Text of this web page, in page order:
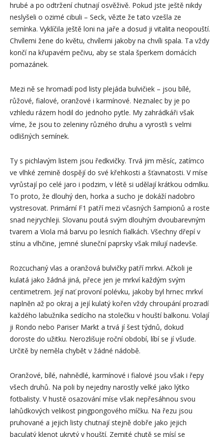
hrubé a po odtržení chutnají osvěživě. Pokud jste ještě nikdy
neslyšeli o ozimé cibuli – Seck, vězte že tato vzešla ze
semínka. Vyklíčila ještě loni na jaře a dosud ji vitalita neopouští.
Chvílemi žene do květu, chvílemi jakoby na chvíli spala. Ta vždy
končí na křupavém pečivu, aby se stala šperkem domácích
pomazánek.
Mezi ně se hromadí pod listy plejáda bulvičiek – jsou bílé,
růžové, fialové, oranžové i karmínové. Neznalec by je po
vzhledu rázem hodil do jednoho pytle. My zahrádkáři však
víme, že jsou to zeleniny různého druhu a vyrostli s velmi
odlišných semínek.
Ty s pichlavým listem jsou ředkvičky. Trvá jim měsíc, zatímco
ve vlhké zemině dospějí do své křehkosti a šťavnatosti. V míse
vyrůstají po celé jaro i podzim, v létě si udělají krátkou odmlku.
To proto, že dlouhý den, horka a sucho je dokáží nadobro
vystresovat. Primární F1 patří mezi včasných šampionů a roste
snad nejrychleji. Slovanu poutá svým dlouhým dvoubarevným
tvarem a Viola má barvu po lesních fialkách. Všechny dřepí v
stínu a vlhčine, jemné sluneční paprsky však milují nadevše.
Rozcuchaný vlas a oranžová bulvičky patří mrkvi. Ačkoli je
kulatá jako žádná jiná, přece jen je mrkví každým svým
centimetrem. Její nať provoní polévku, jakoby byl hrnec mrkví
naplněn až po okraj a její kulatý kořen vždy chroupání prozradí
každého labužníka sedícího na stolečku v houští balkonu. Volají
ji Rondo nebo Pariser Markt a trvá jí šest týdnů, dokud
doroste do užitku. Nerozlišuje roční období, líbí se jí všude.
Určitě by neměla chybět v žádné nádobě.
Oranžové, bílé, nahnědlé, karmínové i fialové jsou však i řepy
všech druhů. Na poli by nejedny narostly velké jako lýtko
fotbalisty. V hustě osazování míse však nepřesáhnou svou
lahůdkových velikost pingpongového míčku. Na řezu jsou
pruhované a jejich listy chutnají stejně dobře jako jejich
baculatý klenot ukrytý v houští. Zemité chutě se mísí se